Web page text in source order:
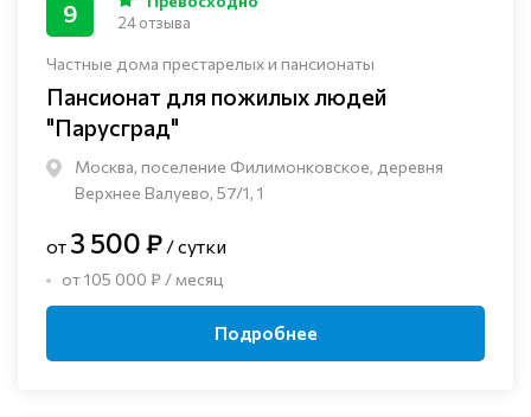
Частные дома престарелых и пансионаты
Пансионат для пожилых людей
"Парусград"
Москва, поселение Филимонковское, деревня
Верхнее Валуево, 57/1, 1
9 24 отзыва
от 3 500 ₽ / сутки
от 105 000 ₽ / месяц
Подробнее